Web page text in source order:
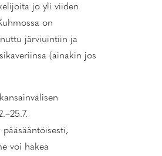
jo yli viiden
on
järviuintiin ja
(ainakin jos
voi hakea